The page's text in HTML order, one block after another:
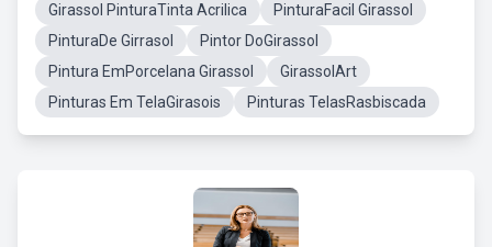
Girassol PinturaTinta Acrilica
PinturaFacil Girassol
PinturaDe Girrasol
Pintor DoGirassol
Pintura EmPorcelana Girassol
GirassolArt
Pinturas Em TelaGirasois
Pinturas TelasRasbiscada